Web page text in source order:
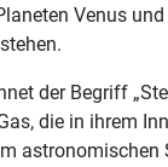
Venus und
der Begriff
die in ihrem
astronomischen